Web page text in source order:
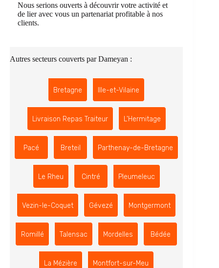
Nous serions ouverts à découvrir votre activité et
de lier avec vous un partenariat profitable à nos
clients.
Autres secteurs couverts par Dameyan :
Bretagne Ille-et-Vilaine
Livraison Repas Traiteur L'Hermitage
Pacé Breteil Parthenay-de-Bretagne
Le Rheu Cintré Pleumeleuc
Vezin-le-Coquet Gévezé Montgermont
Romillé Talensac Mordelles Bédée
La Mézière Montfort-sur-Meu